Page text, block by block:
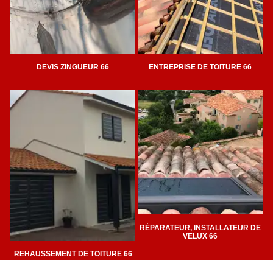
DEVIS ZINGUEUR 66 ENTREPRISE DE TOITURE 66
REHAUSSEMENT DE TOITURE 66
RÉPARATEUR, INSTALLATEUR DE
VELUX 66